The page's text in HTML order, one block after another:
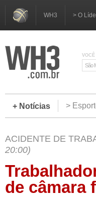
WH3 > O
São
+ Notícias >
ACIDENTE DE
20:00)
de câmara